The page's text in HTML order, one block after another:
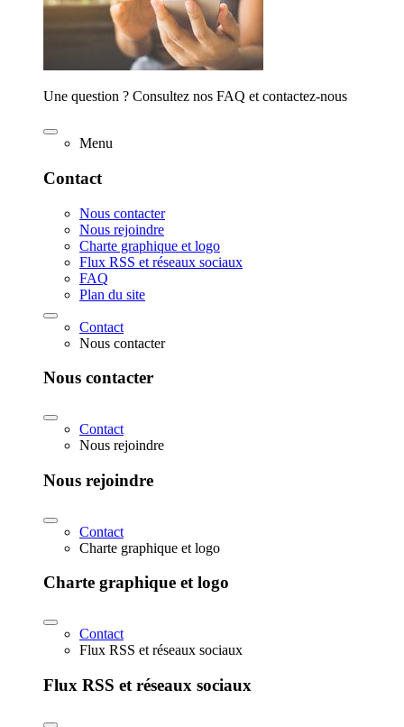
Une question ? Consultez nos FAQ et contactez-nous
Menu
Contact
Nous contacter
Nous rejoindre
Charte graphique et logo
Flux RSS et réseaux sociaux
FAQ
Plan du site
Contact
Nous contacter
Nous contacter
Contact
Nous rejoindre
Nous rejoindre
Contact
Charte graphique et logo
Charte graphique et logo
Contact
Flux RSS et réseaux sociaux
Flux RSS et réseaux sociaux